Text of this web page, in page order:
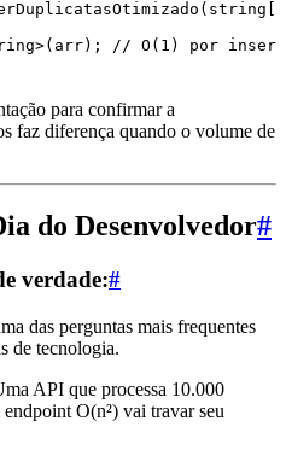
( string
>(arr); // O(1) por
para confirmar a
faz diferença quando o volume de
do Desenvolvedor#
verdade:#
das perguntas mais frequentes
de tecnologia.
API que processa 10.000
O(n²) vai travar seu